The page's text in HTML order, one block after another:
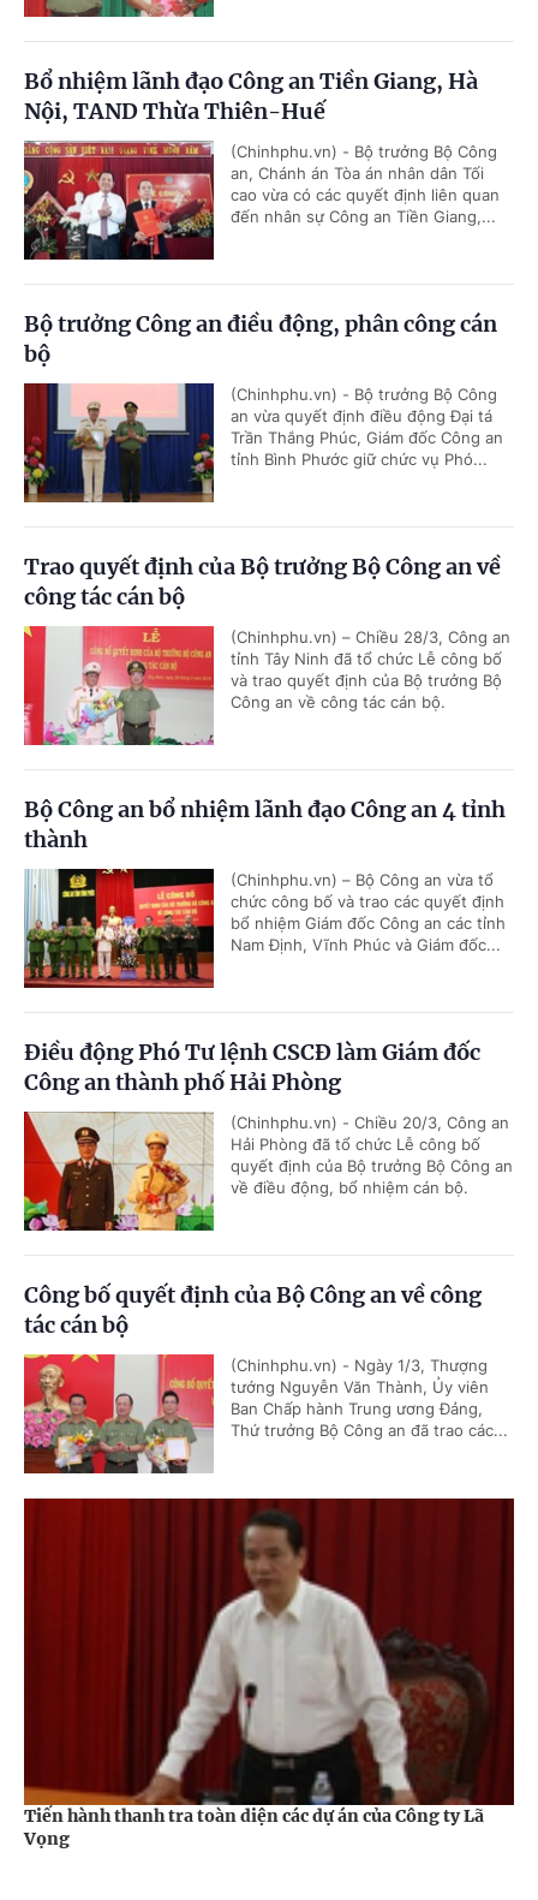
Bổ nhiệm lãnh đạo Công an Tiền Giang, Hà
Nội, TAND Thừa Thiên-Huế
(Chinhphu.vn) - Bộ trưởng Bộ Công
an, Chánh án Tòa án nhân dân Tối
cao vừa có các quyết định liên quan
đến nhân sự Công an Tiền Giang,...
Bộ trưởng Công an điều động, phân công cán
bộ
(Chinhphu.vn) - Bộ trưởng Bộ Công
an vừa quyết định điều động Đại tá
Trần Thắng Phúc, Giám đốc Công an
tỉnh Bình Phước giữ chức vụ Phó...
Trao quyết định của Bộ trưởng Bộ Công an về
công tác cán bộ
(Chinhphu.vn) – Chiều 28/3, Công an
tỉnh Tây Ninh đã tổ chức Lễ công bố
và trao quyết định của Bộ trưởng Bộ
Công an về công tác cán bộ.
Bộ Công an bổ nhiệm lãnh đạo Công an 4 tỉnh
thành
(Chinhphu.vn) – Bộ Công an vừa tổ
chức công bố và trao các quyết định
bổ nhiệm Giám đốc Công an các tỉnh
Nam Định, Vĩnh Phúc và Giám đốc...
Điều động Phó Tư lệnh CSCĐ làm Giám đốc
Công an thành phố Hải Phòng
(Chinhphu.vn) - Chiều 20/3, Công an
Hải Phòng đã tổ chức Lễ công bố
quyết định của Bộ trưởng Bộ Công an
về điều động, bổ nhiệm cán bộ.
Công bố quyết định của Bộ Công an về công
tác cán bộ
(Chinhphu.vn) - Ngày 1/3, Thượng
tướng Nguyễn Văn Thành, Ủy viên
Ban Chấp hành Trung ương Đảng,
Thứ trưởng Bộ Công an đã trao các...
Tiến hành thanh tra toàn diện các dự án của Công ty Lã
Vọng